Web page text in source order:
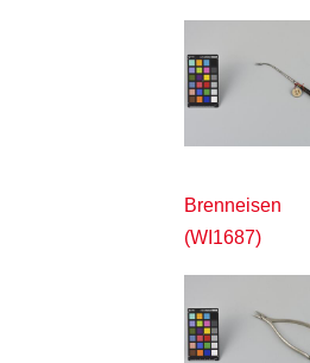
Brenneisen
(WI1687)